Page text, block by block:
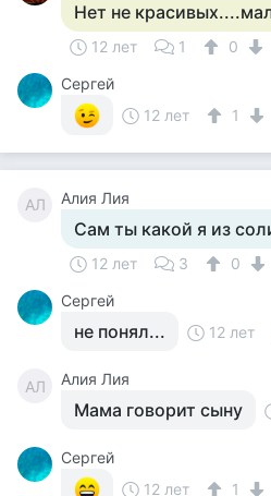
Нет не
12 лет 1
0
Cергей
12 лет
1
АЛ Алия Лия
Сам ты какой я из
12 лет 3
0
Cергей
не понял... 12 лет
АЛ Алия Лия
Мама говорит сыну
Cергей
12 лет
1